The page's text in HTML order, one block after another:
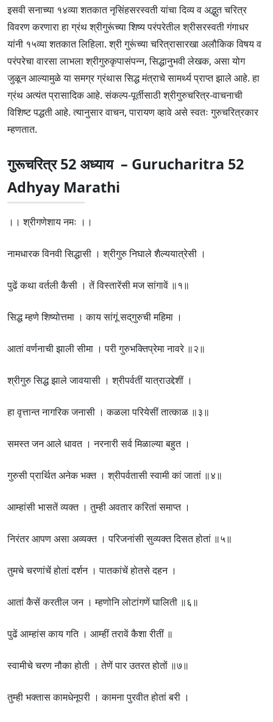
इसवी सनाच्या १४व्या शतकात नृसिंहसरस्वती यांचा दिव्य व अद्भुत चरित्र
विवरण करणारा हा ग्रंथ श्रीगुरूंच्या शिष्य परंपरेतील श्रीसरस्वती गंगाधर
यांनी १५व्या शतकात लिहिला. श्री गुरूंच्या चरित्रासारखा अलौकिक विषय व
परंपरेचा वारसा लाभला श्रीगुरुकृपासंपन्न, सिद्धानुभवी लेखक, असा योग
जुळून आल्यामुळे या समग्र ग्रंथास सिद्ध मंत्राचे सामर्थ्य प्राप्त झाले आहे. हा
ग्रंथ अत्यंत प्रासादिक आहे. संकल्प-पूर्तीसाठी श्रीगुरुचरित्र-वाचनाची
विशिष्ट पद्धती आहे. त्यानुसार वाचन, पारायण व्हावे असे स्वतः गुरुचरित्रकार
म्हणतात.
गुरूचरित्र 52 अध्याय – Gurucharitra 52
Adhyay Marathi
।। श्रीगणेशाय नमः ।।
नामधारक विनवी सिद्धासी । श्रीगुरु निघाले शैल्ययात्रेसी ।
पुढें कथा वर्तली कैसी । तें विस्तारेंसी मज सांगावें ॥१॥
सिद्ध म्हणे शिष्योत्तमा । काय सांगूं सद्‌गुरुची महिमा ।
आतां वर्णनाची झाली सीमा । परी गुरुभक्तिप्रेमा नावरे ॥२॥
श्रीगुरु सिद्ध झाले जावयासी । श्रीपर्वतीं यात्राउद्देशीं ।
हा वृत्तान्त नागरिक जनासी । कळला परियेसीं तात्काळ ॥३॥
समस्त जन आले धावत । नरनारी सर्व मिळाल्या बहुत ।
गुरुसी प्रार्थित अनेक भक्त । श्रीपर्वतासी स्वामी कां जातां ॥४॥
आम्हांसी भासतें व्यक्त । तुम्ही अवतार करितां समाप्त ।
निरंतर आपण असा अव्यक्त । परिजनांसी सुव्यक्त दिसत होतां ॥५॥
तुमचे चरणांचें होतां दर्शन । पातकांचें होतसे दहन ।
आतां कैसें करतील जन । म्हणोनि लोटांगणें घालिती ॥६॥
पुढें आम्हांस काय गति । आम्हीं तरावें कैशा रीतीं ॥
स्वामीचे चरण नौका होती । तेणें पार उतरत होतों ॥७॥
तुम्ही भक्तास कामधेनूपरी । कामना पुरवीत होतां बरी ।